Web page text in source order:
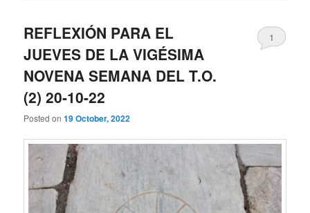
REFLEXIÓN PARA EL
JUEVES DE LA VIGÉSIMA
NOVENA SEMANA DEL T.O.
(2) 20-10-22
Posted on19 October, 2022
1